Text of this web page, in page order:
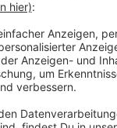
Olivenöl
Mehl
Butter